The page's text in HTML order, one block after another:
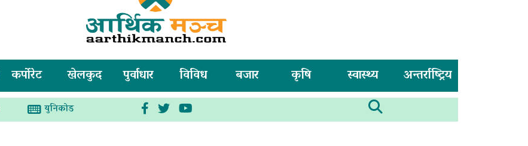
कर्पोरेट खेलकुद पुर्वाधार विविध बजार कृषि स्वास्थ्य अन्तर्राष्ट्रिय
युनिकोड